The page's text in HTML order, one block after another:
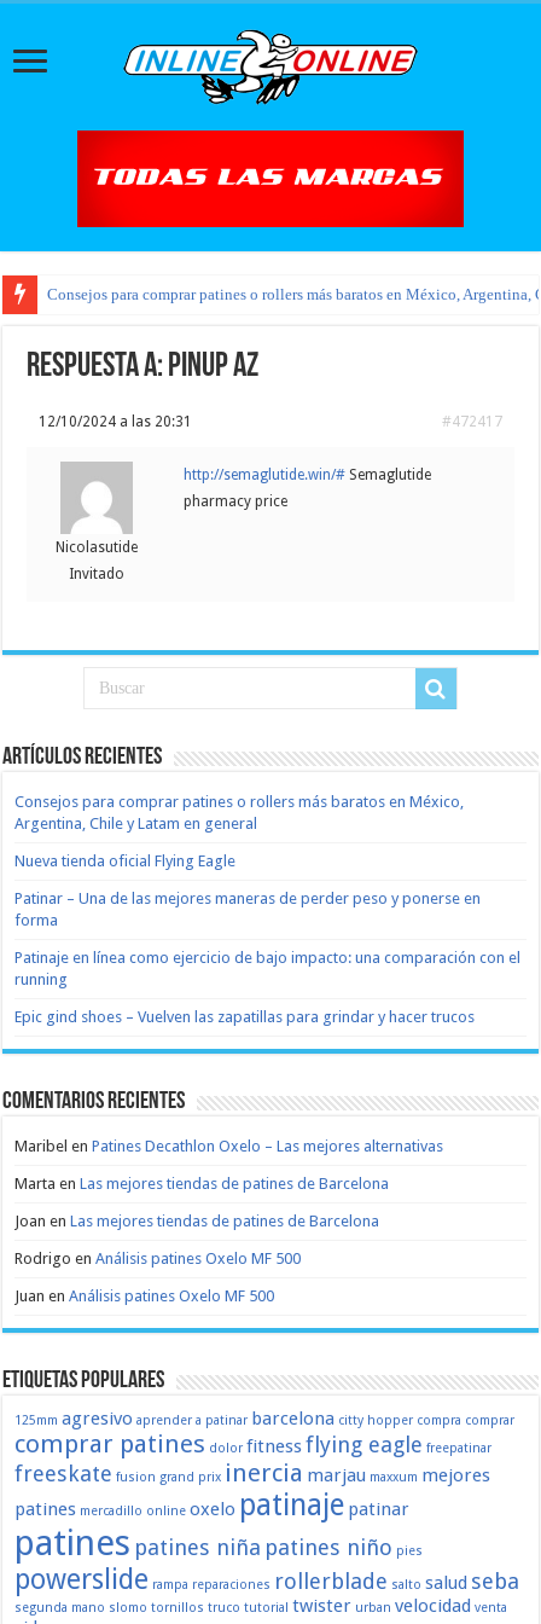
Consejos para comprar patines o rollers más baratos en México, Argentina,
Respuesta a: pinup az
12/10/2024 a las 20:31 #472417
Nicolasutide
Invitado
http://semaglutide.win/# Semaglutide
pharmacy price
Artículos recientes
Consejos para comprar patines o rollers más baratos en México,
Argentina, Chile y Latam en general
Nueva tienda oficial Flying Eagle
Patinar – Una de las mejores maneras de perder peso y ponerse en
forma
Patinaje en línea como ejercicio de bajo impacto: una comparación con el
running
Epic gind shoes – Vuelven las zapatillas para grindar y hacer trucos
Comentarios recientes
Maribel enPatines Decathlon Oxelo – Las mejores alternativas
Marta enLas mejores tiendas de patines de Barcelona
Joan enLas mejores tiendas de patines de Barcelona
Rodrigo enAnálisis patines Oxelo MF 500
Juan enAnálisis patines Oxelo MF 500
Etiquetas populares
125mm agresivo aprender a patinar barcelona citty hopper compra comprar
comprar patines dolor fitnessflying eagle freepatinar
freeskate fusion grand prix inercia marjau maxxum mejores
patines mercadillo online oxelo patinaje patinar
patines patines niña patines niño pies
powerslide rampa reparaciones rollerblade salto salud seba
segunda mano slomo tornillos truco tutorial twister urban velocidad venta